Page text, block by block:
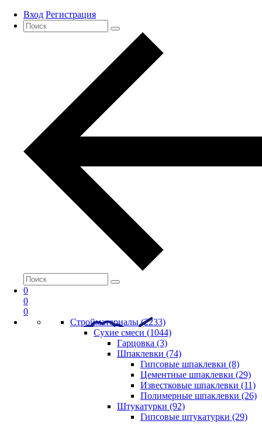
Вход Регистрация
0
0
0
Стройматериалы (2233)
Сухие смеси (1044)
Гарцовка (3)
Шпаклевки (74)
Гипсовые шпаклевки (8)
Цементные шпаклевки (29)
Известковые шпаклевки (11)
Полимерные шпаклевки (26)
Штукатурки (92)
Гипсовые штукатурки (29)